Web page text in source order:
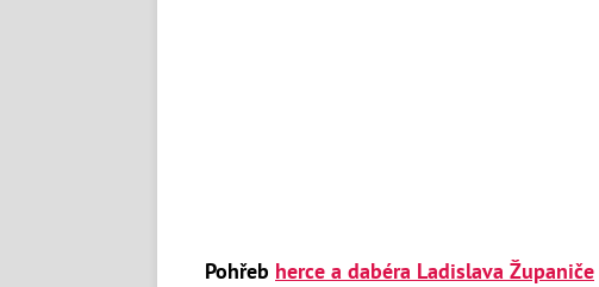
Pohřeb herce a dabéra Ladislava Županiče